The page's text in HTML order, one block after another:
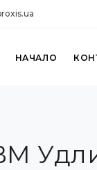
НАЧАЛО